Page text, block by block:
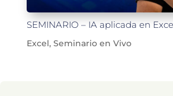
SEMINARIO – IA aplicada en
Excel, Seminario en Vivo